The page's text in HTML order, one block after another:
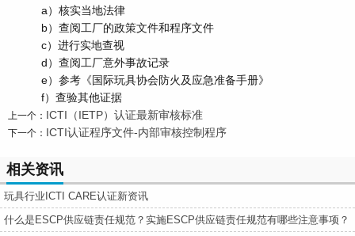
a）核实当地法律
b）查阅工厂的政策文件和程序文件
c）进行实地查视
d）查阅工厂意外事故记录
e）参考《国际玩具协会防火及应急准备手册》
f）查验其他证据
上一个： ICTI（IETP）认证最新审核标准
下一个： ICTI认证程序文件-内部审核控制程序
相关资讯
玩具行业ICTI CARE认证新资讯
什么是ESCP供应链责任规范？实施ESCP供应链责任规范有哪些注意事项？